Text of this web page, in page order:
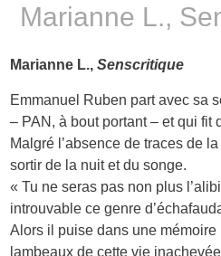
Marianne L.,
Marianne L., Senscritique
Emmanuel Ruben part avec sa
– PAN, à bout portant – et qui fit
Malgré l’absence de traces de
sortir de la nuit et du songe.
« Tu ne seras pas non plus
introuvable ce genre
Alors il puise dans une
lambeaux de cette vie